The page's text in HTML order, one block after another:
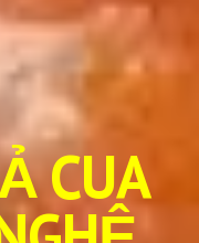
CUA